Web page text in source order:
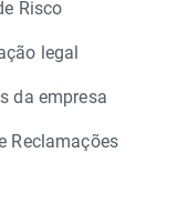
Risco
legal
da empresa
Reclamações